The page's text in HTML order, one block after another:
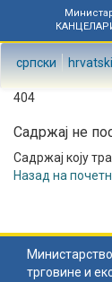
српски hrvatski
404
Садржај не
Садржај коју
Назад на
трговине и